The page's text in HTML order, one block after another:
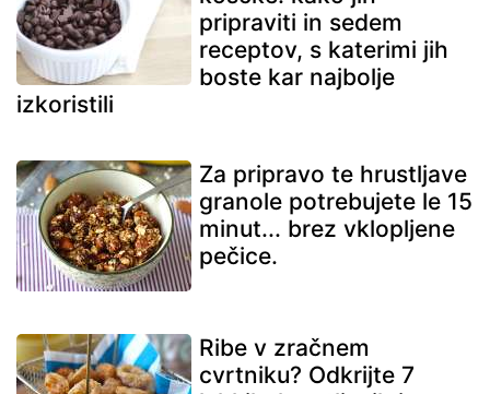
pripraviti in sedem
receptov, s katerimi jih
boste kar najbolje
izkoristili
Za pripravo te hrustljave
granole potrebujete le 15
minut... brez vklopljene
pečice.
Ribe v zračnem
cvrtniku? Odkrijte 7